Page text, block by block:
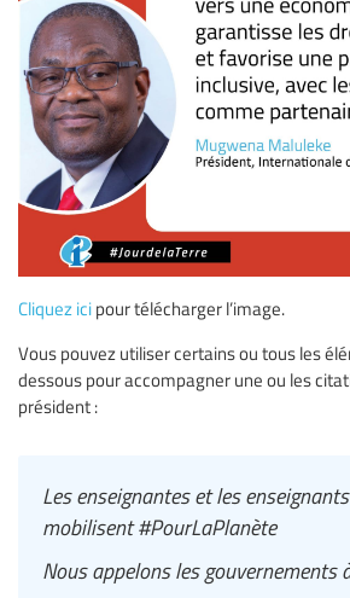
Cliquez ici pour télécharger l’image.
Vous pouvez utiliser certains ou tous les
dessous pour accompagner une ou les
président :
Les enseignantes et les
mobilisent #PourLaPlanète
Nous appelons les gouvernements